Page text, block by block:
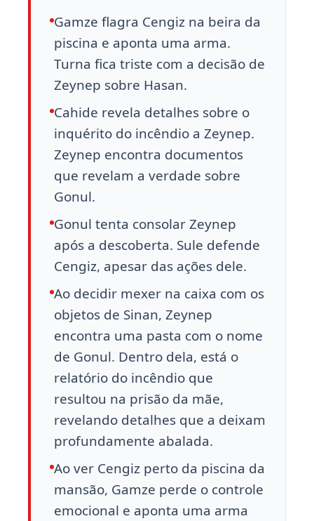
Gamze flagra Cengiz na beira da
piscina e aponta uma arma.
Turna fica triste com a decisão de
Zeynep sobre Hasan.
Cahide revela detalhes sobre o
inquérito do incêndio a Zeynep.
Zeynep encontra documentos
que revelam a verdade sobre
Gonul.
Gonul tenta consolar Zeynep
após a descoberta. Sule defende
Cengiz, apesar das ações dele.
Ao decidir mexer na caixa com os
objetos de Sinan, Zeynep
encontra uma pasta com o nome
de Gonul. Dentro dela, está o
relatório do incêndio que
resultou na prisão da mãe,
revelando detalhes que a deixam
profundamente abalada.
Ao ver Cengiz perto da piscina da
mansão, Gamze perde o controle
emocional e aponta uma arma